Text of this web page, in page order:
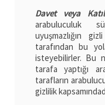
Davet veya
arabuluculuk
uyuşmazlığın
tarafından bu
isteyebilirler. Bu
tarafa yaptığı
tarafların
gizlilik